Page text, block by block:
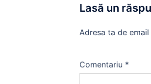
Lasă un
Adresa ta de
Comentariu *